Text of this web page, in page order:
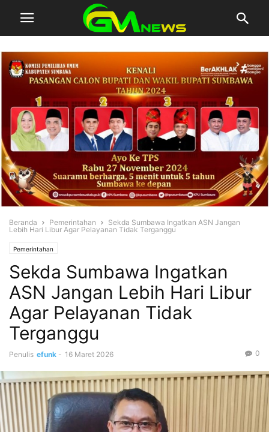
Beranda Pemerintahan
Sekda Sumbawa Ingatkan ASN Jangan
Lebih Hari Libur Agar Pelayanan Tidak Terganggu
Pemerintahan
Sekda Sumbawa Ingatkan
ASN Jangan Lebih Hari Libur
Agar Pelayanan Tidak
Terganggu
Penulis efunk - 16 Maret 2026 0